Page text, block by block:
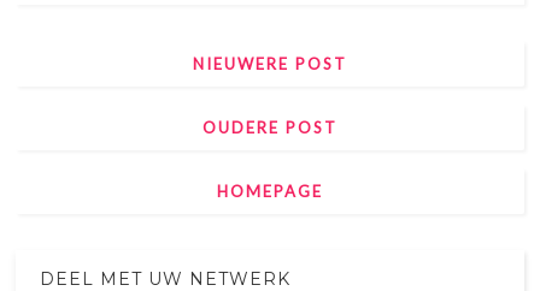
NIEUWERE POST
OUDERE POST
HOMEPAGE
DEEL MET UW NETWERK